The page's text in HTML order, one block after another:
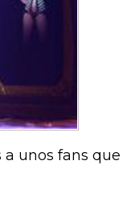
unos fans que